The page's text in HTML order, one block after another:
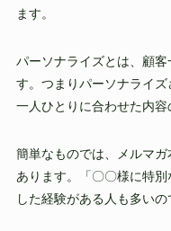
ます。
パーソナライズとは、顧
す。つまりパーソナライ
一人ひとりに合わせた内容
簡単なものでは、メルマ
あります。「〇〇様に特
した経験がある人も多い